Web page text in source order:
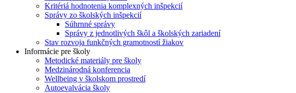
Kritériá hodnotenia komplexných inšpekcií
Správy zo školských inšpekcií
Súhrnné správy
Správy z jednotlivých škôl a školských zariadení
Stav rozvoja funkčných gramotností žiakov
Informácie pre školy
Metodické materiály pre školy
Medzinárodná konferencia
Wellbeing v školskom prostredí
Autoevalvácia školy